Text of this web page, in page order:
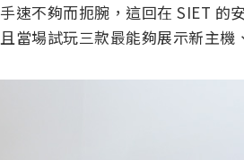
速不夠而扼腕，這回在 SIET 的
當場試玩三款最能夠展示新主